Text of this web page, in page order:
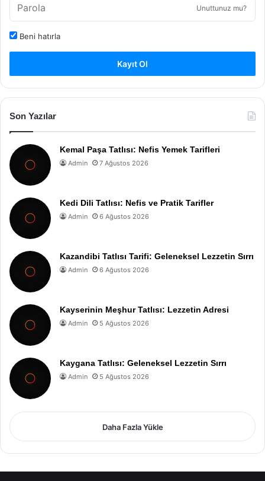
Unuttunuz mu?
Beni hatırla
Kayıt Ol
Son Yazılar
Kemal Paşa Tatlısı: Nefis Yemek Tarifleri
Admin 7 Ağustos 2026
Kedi Dili Tatlısı: Nefis ve Pratik Tarifler
Admin 6 Ağustos 2026
Kazandibi Tatlısı Tarifi: Geleneksel Lezzetin Sırrı
Admin 6 Ağustos 2026
Kayserinin Meşhur Tatlısı: Lezzetin Adresi
Admin 5 Ağustos 2026
Kaygana Tatlısı: Geleneksel Lezzetin Sırrı
Admin 5 Ağustos 2026
Daha Fazla Yükle